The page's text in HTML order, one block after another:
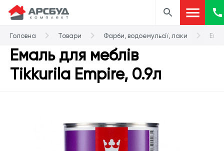
Головна Товари Фарби, водоемульсії, лаки
Емаль для меблів
Tikkurila Empire, 0.9л